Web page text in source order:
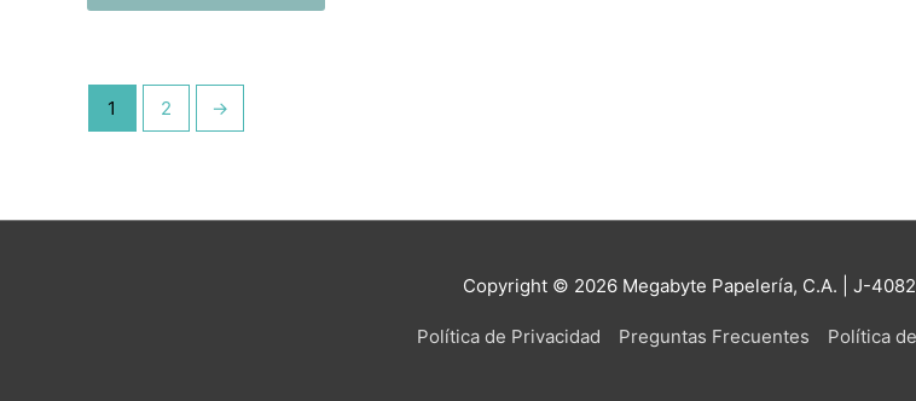
1 2 →
Copyright © 2026 Megabyte Papelería, C.A. | J-
Política de Privacidad Preguntas Frecuentes Política